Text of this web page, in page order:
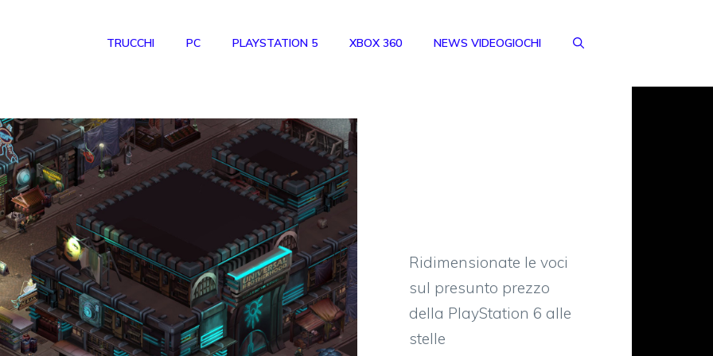
TRUCCHI PC PLAYSTATION 5 XBOX 360 NEWS VIDEOGIOCHI
Ridimensionate le voci
sul presunto prezzo
della PlayStation 6 alle
stelle